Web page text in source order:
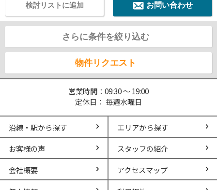
お問い合わせ
検討リストに追加
さらに条件を絞り込む
物件リクエスト
営業時間：09:30 ～ 19:00
定休日： 毎週水曜日
沿線・駅から探す エリアから探す
お客様の声 スタッフの紹介
会社概要 アクセスマップ